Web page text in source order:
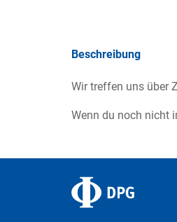
Beschreibung
Wir treffen uns über
Wenn du noch nicht